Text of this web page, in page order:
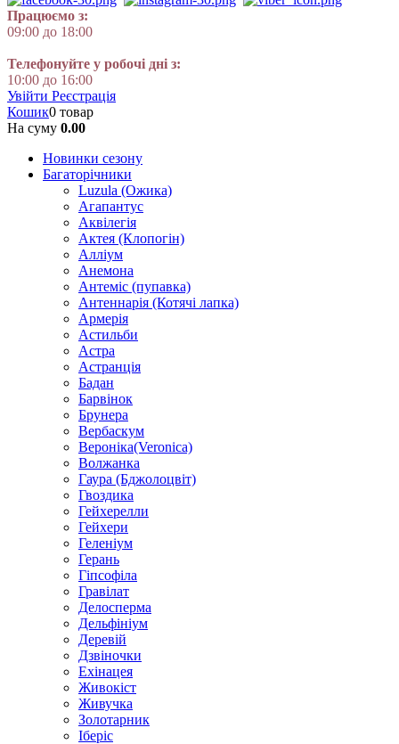
Працюємо з:
09:00 до 18:00
Телефонуйте у робочі дні з:
10:00 до 16:00
Увійти Реєстрація
Кошик0 товар
На суму 0.00
Новинки сезону
Багаторічники
Luzula (Ожика)
Агапантус
Аквілегія
Актея (Клопогін)
Алліум
Анемона
Антеміс (пупавка)
Антеннарія (Котячі лапка)
Армерія
Астильби
Астра
Астранція
Бадан
Барвінок
Брунера
Вербаскум
Вероніка(Veronica)
Волжанка
Гаура (Бджолоцвіт)
Гвоздика
Гейхерелли
Гейхери
Геленіум
Герань
Гіпсофіла
Гравілат
Делосперма
Дельфініум
Деревій
Дзвіночки
Ехінацея
Живокіст
Живучка
Золотарник
Іберіс